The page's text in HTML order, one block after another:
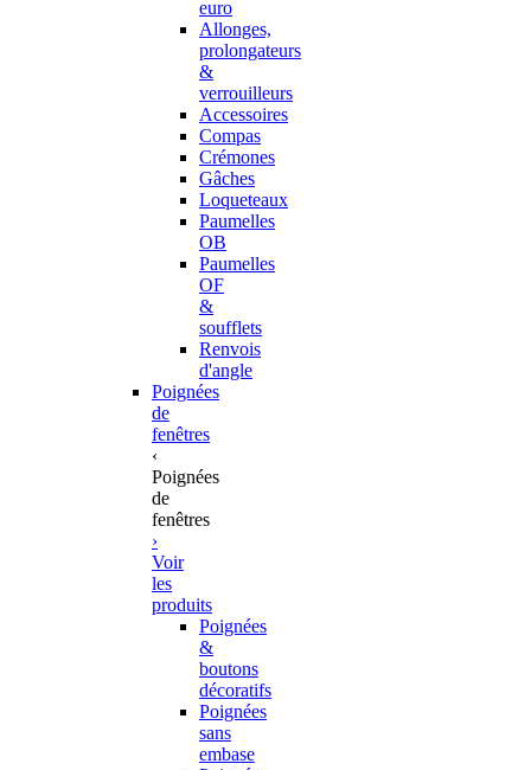
euro
Allonges,
prolongateurs
&
verrouilleurs
Accessoires
Compas
Crémones
Gâches
Loqueteaux
Paumelles
OB
Paumelles
OF
&
soufflets
Renvois
d'angle
Poignées
de
fenêtres
‹
Poignées
de
fenêtres
›
Voir
les
produits
Poignées
&
boutons
décoratifs
Poignées
sans
embase